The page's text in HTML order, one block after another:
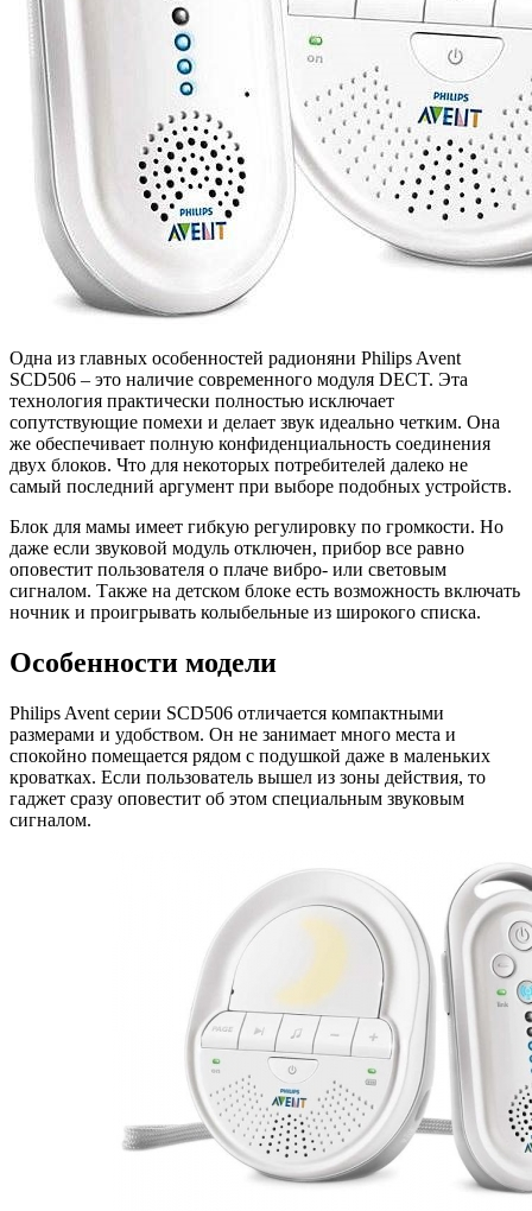
Одна из главных особенностей радионяни Philips Avent
SCD506 – это наличие современного модуля DECT. Эта
технология практически полностью исключает
сопутствующие помехи и делает звук идеально четким. Она
же обеспечивает полную конфиденциальность соединения
двух блоков. Что для некоторых потребителей далеко не
самый последний аргумент при выборе подобных устройств.
Блок для мамы имеет гибкую регулировку по громкости. Но
даже если звуковой модуль отключен, прибор все равно
оповестит пользователя о плаче вибро- или световым
сигналом. Также на детском блоке есть возможность включать
ночник и проигрывать колыбельные из широкого списка.
Особенности модели
Philips Avent серии SCD506 отличается компактными
размерами и удобством. Он не занимает много места и
спокойно помещается рядом с подушкой даже в маленьких
кроватках. Если пользователь вышел из зоны действия, то
гаджет сразу оповестит об этом специальным звуковым
сигналом.